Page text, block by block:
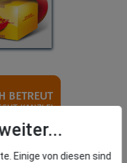
Einige von diesen sind